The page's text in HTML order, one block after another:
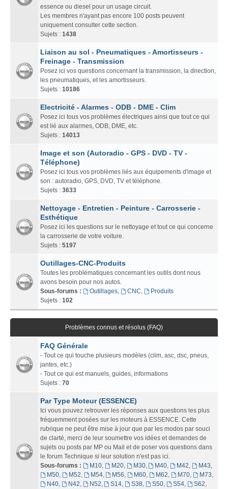
essence ou diesel pour un usage circuit.
Les membres n'ayant pas encore 100 posts peuvent
uniquement consulter cette section.
Sujets : 1438
Liaison au sol - Pneumatiques - Amortisseurs -
Freinage - Transmission
Posez ici vos questions concernant la transmission, la direction,
les pneumatiques, et les amortisseurs.
Sujets : 10186
Electricité - Alarmes - ODB - DME - Clim
Posez ici tous vos problèmes électriques ainsi que tout ce qui
est lié aux alarmes, ODB, DME, etc.
Sujets : 14013
Image et son (Autoradio - GPS - DVD - TV -
Téléphone)
Posez ici tous vos problèmes liés aux équipements d'image et
son : autoradio, GPS, DVD, TV et téléphone.
Sujets : 3633
Nettoyage - Entretien - Peinture - Carrosserie -
Esthétique
Posez ici les questions sur le nettoyage et tout ce qui concerne
la carrosserie de votre voiture.
Sujets : 5197
Outillages-CNC-Produits
Toutes les problématiques concernant les outils dont nous
avons besoin pour nos autos.
Sous-forums :
Outillages, CNC,
Produits
Sujets : 102
Problèmes connus et résolus (FAQ)
FAQ Générale
- Tout ce qui touche plusieurs modèles (clim, asc, dsc, pneus,
jantes, etc.)
- Tout ce qui est manuels, guides, informations
Sujets : 70
Par Type Moteur (ESSENCE)
Ici vous pouvez retrouver les réponses aux questions les plus
fréquemment posées sur les moteurs à ESSENCE. Cette
rubrique ne peut être mise à jour que par les modos par souci
de clarté, merci de leur soumettre vos idées et demandes de
sujets ou posts par MP ou Mail et de poser vos questions dans
le forum Technique si leur solution n'est pas ici.
Sous-forums :
M10, M20, M30, M40, M42, M43,
M50, M52, M54, M56, M60, M62, M70, M73,
N40, N42, N52, S14, S38, S50, S54, S62,